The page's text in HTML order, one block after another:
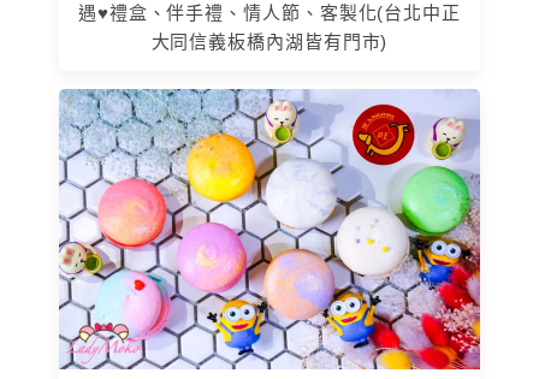
遇♥禮盒、伴手禮、情人節、客製化(台北中正
大同信義板橋內湖皆有門市)